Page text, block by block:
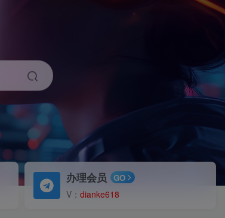
办理会员 GO
V： dianke618